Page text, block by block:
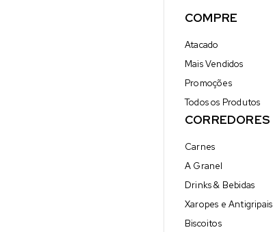
COMPRE
Atacado
Mais Vendidos
Promoções
Todos os Produtos
CORREDORES
Carnes
A Granel
Drinks & Bebidas
Xaropes e Antigripais
Biscoitos